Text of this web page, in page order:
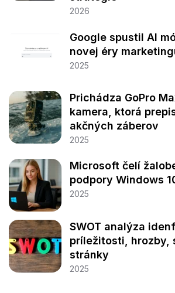
2026
Google spustil AI
novej éry
2025
Prichádza GoPro
kamera, ktorá
akčných záberov
2025
Microsoft čelí
podpory Windows
2025
SWOT analýza
príležitosti, hrozby,
stránky
2025